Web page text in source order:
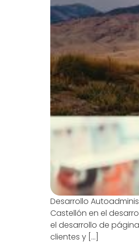
Desarrollo
Castellón en el
el desarrollo de
clientes y […]